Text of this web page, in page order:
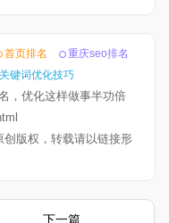
首页排名
重庆seo排名
关键词优化技巧
，优化这样做事半功倍
创版权，转载请以链接形
下一篇